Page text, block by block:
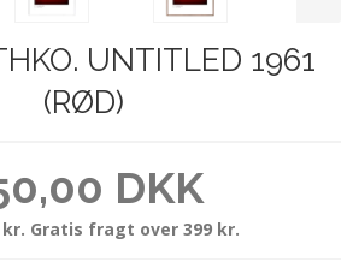
UNTITLED 1961
(RØD)
DKK
kr. Gratis fragt over 399 kr.